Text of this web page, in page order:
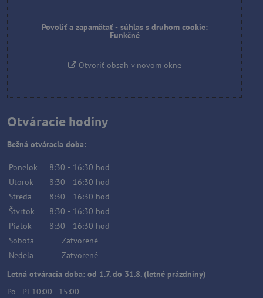
Povoliť a zapamätať - súhlas s druhom cookie:
Funkčné
Otvoriť obsah v novom okne
Otváracie hodiny
Bežná otváracia doba:
Ponelok 8:30 - 16:30 hod
Utorok
8:30 - 16:30 hod
Streda
8:30 - 16:30 hod
Štvrtok
8:30 - 16:30 hod
Piatok
8:30 - 16:30 hod
Sobota
Zatvorené
Nedela
Zatvorené
Letná otváracia doba: od 1.7. do 31.8. (letné prázdniny)
Po - Pi 10:00 - 15:00